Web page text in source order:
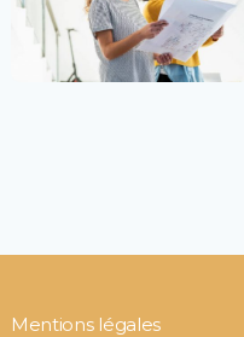
Mentions légales